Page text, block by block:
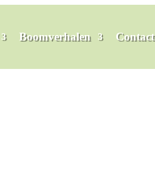
Boomverhalen Contact